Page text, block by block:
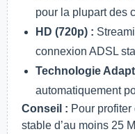
pour la plupart des
HD (720p) :
connexion ADSL
Technologie
automatiquement
Conseil : Pour
stable d’au moins 25